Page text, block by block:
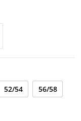
52/54 56/58